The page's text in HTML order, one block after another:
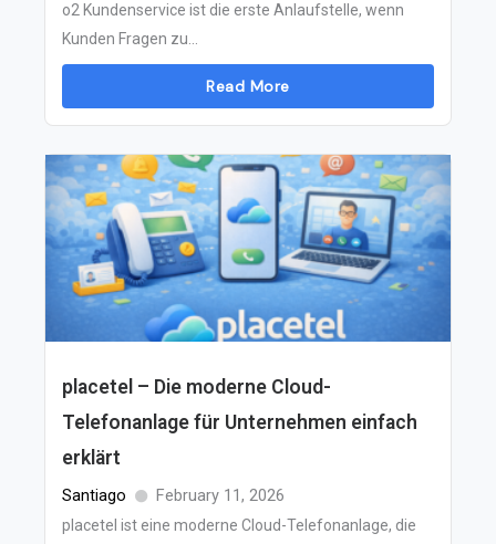
o2 Kundenservice ist die erste Anlaufstelle, wenn
Kunden Fragen zu...
Read More
placetel – Die moderne Cloud-
Telefonanlage für Unternehmen einfach
erklärt
Santiago February 11, 2026
placetel ist eine moderne Cloud-Telefonanlage, die